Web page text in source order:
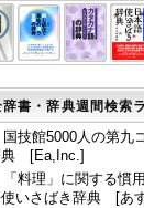
辞書・辞典週間検索
技館5000人の第九
典 [Ea,Inc.]
料理」に関する慣
使いさばき辞典 [あ